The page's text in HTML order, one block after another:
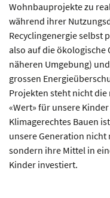
Wohnbauprojekte zu
während ihrer
Recyclingenergie selbst
also auf die ökologische
näheren Umgebung)
grossen
Projekten steht nicht
«Wert» für unsere
Klimagerechtes Bauen
unsere Generation
sondern ihre Mittel in
Kinder investiert.